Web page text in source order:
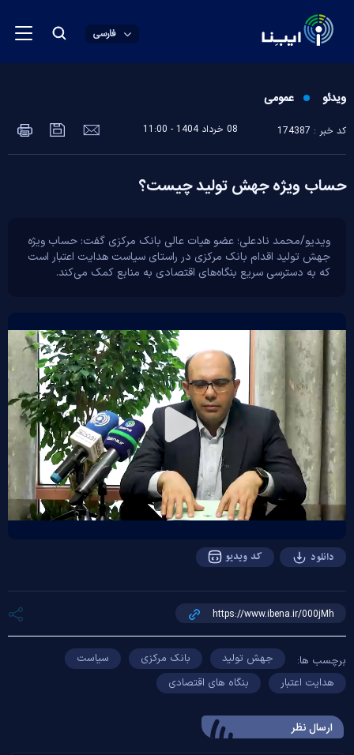
فارسی
ویدئو عمومی
کد خبر : 174387 08 خرداد 1404 - 11:00
حساب ویژه جهش تولید چیست؟
ویدیو/محمد نادعلی؛ عضو هیات عالی بانک مرکزی گفت: حساب ویژه
جهش تولید اقدام بانک مرکزی در راستای سیاست هدایت اعتبار است
که به دسترسی سریع بنگاه‌های اقتصادی به منابع کمک می‌کند.
Play
Video
دانلود کد ویدیو
برچسب ها: جهش تولید بانک مرکزی
سیاست
هدایت اعتبار
بنگاه های اقتصادی
ارسال‌ نظر